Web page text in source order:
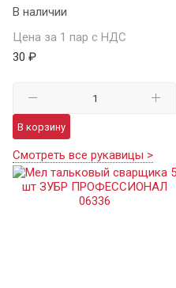
В наличии
Цена за 1 пар с НДС
30 ₽
В корзину
Смотреть все рукавицы >